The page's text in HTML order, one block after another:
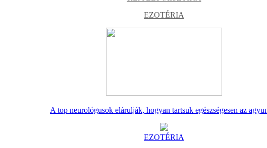
EZOTÉRIA
A top neurológusok elárulják, hogyan tartsuk egészségesen az
EZOTÉRIA